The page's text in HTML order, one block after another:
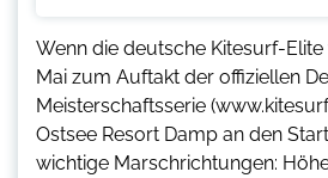
Wenn die deutsche Kitesurf-Elite
Mai zum Auftakt der offiziellen
Meisterschaftsserie
Ostsee Resort Damp an den
wichtige Marschrichtungen: